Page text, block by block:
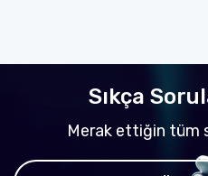
Sıkça
Merak ettiğin tüm